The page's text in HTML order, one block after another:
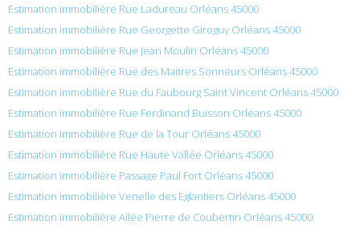
Estimation immobilière Rue Ladureau Orléans 45000
Estimation immobilière Rue Georgette Giroguy Orléans 45000
Estimation immobilière Rue Jean Moulin Orléans 45000
Estimation immobilière Rue des Maitres Sonneurs Orléans 45000
Estimation immobilière Rue du Faubourg Saint Vincent Orléans 45000
Estimation immobilière Rue Ferdinand Buisson Orléans 45000
Estimation immobilière Rue de la Tour Orléans 45000
Estimation immobilière Rue Haute Vallée Orléans 45000
Estimation immobilière Passage Paul Fort Orléans 45000
Estimation immobilière Venelle des Eglantiers Orléans 45000
Estimation immobilière Allée Pierre de Coubertin Orléans 45000